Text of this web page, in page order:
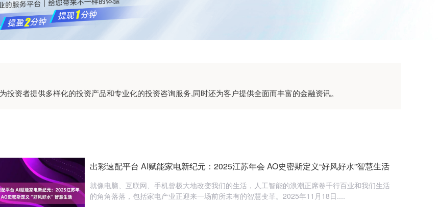
资者提供多样化的投资产品和专业化的投资咨询服务,同时还为客户提供全面而丰富的金融资讯。
出彩速配平台 AI赋能家电新纪元：2025江苏年会 AO史密斯定义“好风好水”智慧生活
就像电脑、互联网、手机曾极大地改变我们的生活，人工智能的浪潮正席卷千行百业和我们生活
的角角落落，包括家电产业正迎来一场前所未有的智慧变革。2025年11月18日....